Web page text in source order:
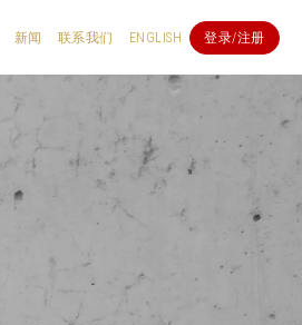
新闻 联系我们 ENGLISH 登录/注册